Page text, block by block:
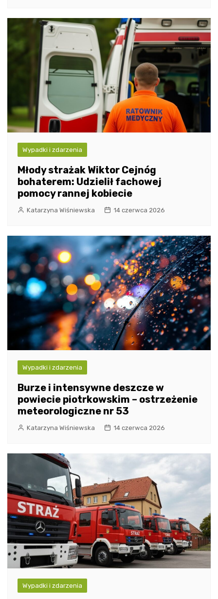
Wypadki i zdarzenia
Młody strażak Wiktor Cejnóg
bohaterem: Udzielił fachowej
pomocy rannej kobiecie
Katarzyna Wiśniewska 14 czerwca 2026
Wypadki i zdarzenia
Burze i intensywne deszcze w
powiecie piotrkowskim – ostrzeżenie
meteorologiczne nr 53
Katarzyna Wiśniewska 14 czerwca 2026
Wypadki i zdarzenia